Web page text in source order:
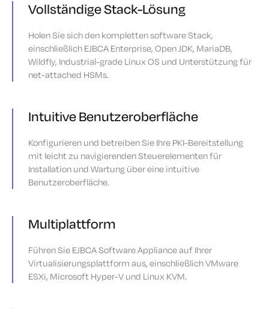
Vollständige Stack-Lösung
Holen Sie sich den kompletten software Stack,
einschließlich EJBCA Enterprise, Open JDK, MariaDB,
Wildfly, Industrial-grade Linux OS und Unterstützung für
net-attached HSMs.
Intuitive Benutzeroberfläche
Konfigurieren und betreiben Sie Ihre PKI-Bereitstellung
mit leicht zu navigierenden Steuerelementen für
Installation und Wartung über eine intuitive
Benutzeroberfläche.
Multiplattform
Führen Sie EJBCA Software Appliance auf Ihrer
Virtualisierungsplattform aus, einschließlich VMware
ESXi, Microsoft Hyper-V und Linux KVM.